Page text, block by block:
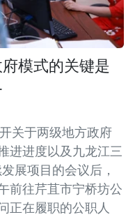
模式的关键是
关于两级地方政府
进进度以及九龙江三
展项目的会议后，
前往芹苴市宁桥坊公
正在履职的公职人